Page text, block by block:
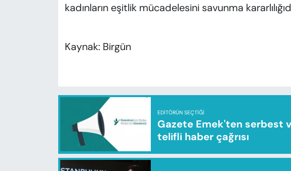
kadınların eşitlik mücadelesini savunma
Kaynak: Birgün
EDITÖRÜN SEÇTIĞI
Gazete Emek'ten serbest
telifli haber çağrısı